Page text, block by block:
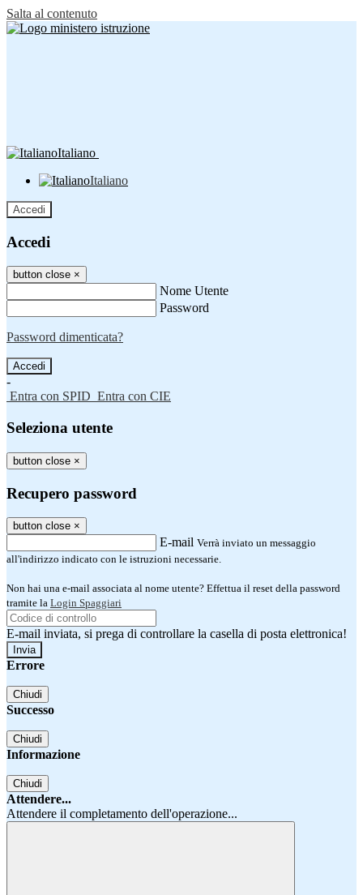
Salta al contenuto
Italiano
Italiano
Accedi
Accedi
button close ×
Nome Utente
Password
Password dimenticata?
-
Entra con SPID Entra con CIE
Seleziona utente
button close ×
Recupero password
button close ×
E-mail Verrà inviato un messaggio
all'indirizzo indicato con le istruzioni necessarie.
Non hai una e-mail associata al nome utente? Effettua il reset della password
tramite la Login Spaggiari
E-mail inviata, si prega di controllare la casella di posta elettronica!
Errore
Chiudi
Successo
Chiudi
Informazione
Chiudi
Attendere...
Attendere il completamento dell'operazione...